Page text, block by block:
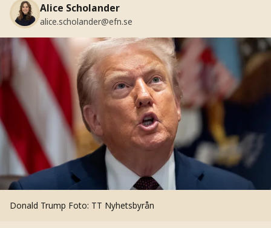
Alice Scholander
alice.scholander@efn.se
Donald Trump Foto: TT Nyhetsbyrån